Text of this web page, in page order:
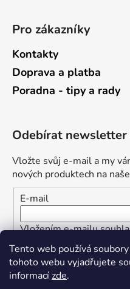
Tento web používá
tohoto webu vyjadřujete
informacízde.
Pro zákazníky
Kontakty
Doprava a platba
Poradna - tipy a rady
Odebírat newsletter
Vložte svůj e-mail a my
nových produktech na
E-mail
Vložením e-mailu
osobních údajů
PŘIHLÁSIT SE